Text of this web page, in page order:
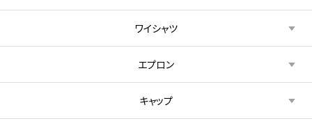
ワイシャツ
エプロン
キャップ